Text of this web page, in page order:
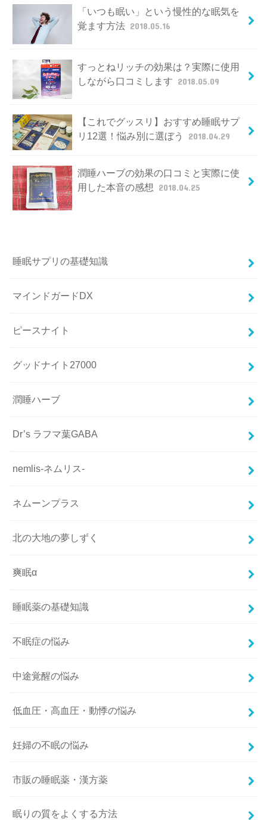
「いつも眠い」という慢性的な眠気を
覚ます方法 2018.05.16
すっとねリッチの効果は？実際に使用
しながら口コミします 2018.05.09
【これでグッスリ】おすすめ睡眠サプ
リ12選！悩み別に選ぼう
2018.04.29
潤睡ハーブの効果の口コミと実際に使
用した本音の感想 2018.04.25
睡眠サプリの基礎知識
マインドガードDX
ピースナイト
グッドナイト27000
潤睡ハーブ
Dr’s ラフマ葉GABA
nemlis-ネムリス-
ネムーンプラス
北の大地の夢しずく
爽眠α
睡眠薬の基礎知識
不眠症の悩み
中途覚醒の悩み
低血圧・高血圧・動悸の悩み
妊婦の不眠の悩み
市販の睡眠薬・漢方薬
眠りの質をよくする方法